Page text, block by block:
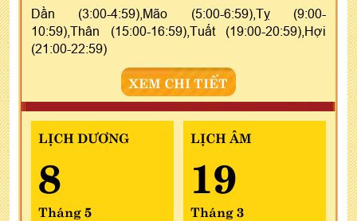
Dần (3:00-4:59),Mão (5:00-6:59),Tỵ (9:00-
10:59),Thân (15:00-16:59),Tuất (19:00-20:59),Hợi
(21:00-22:59)
XEM CHI TIẾT
LỊCH DƯƠNG
8
Tháng 5
LỊCH ÂM
19
Tháng 3